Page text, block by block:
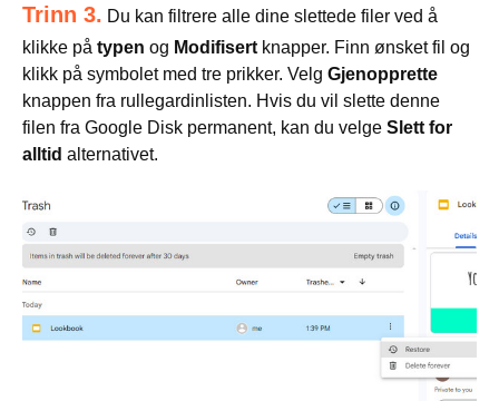
Trinn 3. Du kan filtrere alle dine slettede filer ved å
klikke på typen og Modifisert knapper. Finn ønsket fil og
klikk på symbolet med tre prikker. Velg Gjenopprette
knappen fra rullegardinlisten. Hvis du vil slette denne
filen fra Google Disk permanent, kan du velge Slett for
alltid alternativet.